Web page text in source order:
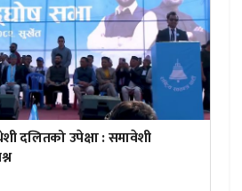
दलितको उपेक्षा : समावेशी